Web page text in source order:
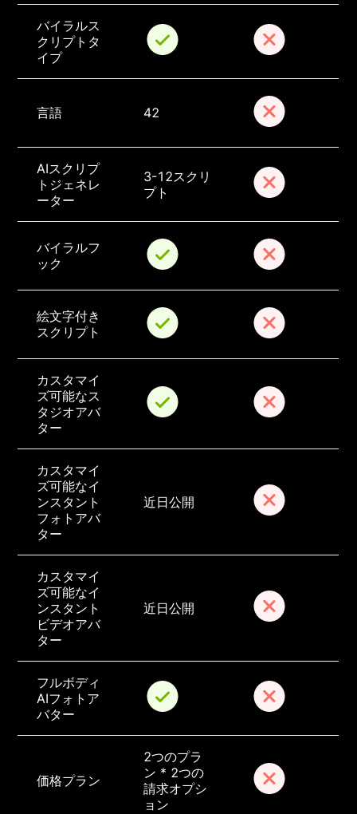
バイラルス
クリプトタ
イプ
言語 42
AIスクリプ
トジェネレ
ーター
3-12スクリ
プト
バイラルフ
ック
絵文字付き
スクリプト
カスタマイ
ズ可能なス
タジオアバ
ター
カスタマイ
ズ可能なイ
ンスタント
フォトアバ
ター
近日公開
カスタマイ
ズ可能なイ
ンスタント
ビデオアバ
ター
近日公開
フルボディ
AIフォトア
バター
価格プラン
2つのプラ
ン * 2つの
請求オプシ
ョン